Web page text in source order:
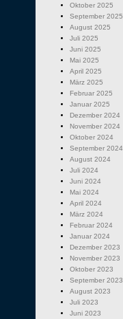
Oktober 2025
September 2025
August 2025
Juli 2025
Juni 2025
Mai 2025
April 2025
März 2025
Februar 2025
Januar 2025
Dezember 2024
November 2024
Oktober 2024
September 2024
August 2024
Juli 2024
Juni 2024
Mai 2024
April 2024
März 2024
Februar 2024
Januar 2024
Dezember 2023
November 2023
Oktober 2023
September 2023
August 2023
Juli 2023
Juni 2023